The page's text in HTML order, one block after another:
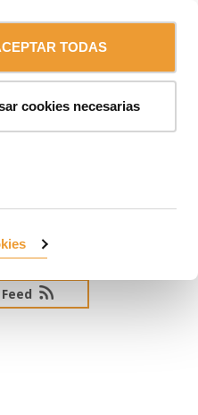
TODAS
cookies necesarias
AL NEWSLETTER
Feed